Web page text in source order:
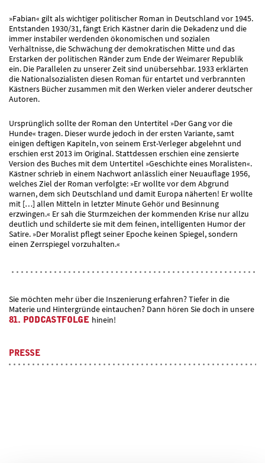
»Fabian« gilt als wichtiger politischer Roman in Deutschland vor 1945.
Entstanden 1930/31, fängt Erich Kästner darin die Dekadenz und die
immer instabiler werdenden ökonomischen und sozialen
Verhältnisse, die Schwächung der demokratischen Mitte und das
Erstarken der politischen Ränder zum Ende der Weimarer Republik
ein. Die Parallelen zu unserer Zeit sind unübersehbar. 1933 erklärten
die Nationalsozialisten diesen Roman für entartet und verbrannten
Kästners Bücher zusammen mit den Werken vieler anderer deutscher
Autoren.
Ursprünglich sollte der Roman den Untertitel »Der Gang vor die
Hunde« tragen. Dieser wurde jedoch in der ersten Variante, samt
einigen deftigen Kapiteln, von seinem Erst-Verleger abgelehnt und
erschien erst 2013 im Original. Stattdessen erschien eine zensierte
Version des Buches mit dem Untertitel »Geschichte eines Moralisten«.
Kästner schrieb in einem Nachwort anlässlich einer Neuauflage 1956,
welches Ziel der Roman verfolgte: »Er wollte vor dem Abgrund
warnen, dem sich Deutschland und damit Europa näherten! Er wollte
mit […] allen Mitteln in letzter Minute Gehör und Besinnung
erzwingen.« Er sah die Sturmzeichen der kommenden Krise nur allzu
deutlich und schilderte sie mit dem feinen, intelligenten Humor der
Satire. »Der Moralist pflegt seiner Epoche keinen Spiegel, sondern
einen Zerrspiegel vorzuhalten.«
Sie möchten mehr über die Inszenierung erfahren? Tiefer in die
Materie und Hintergründe eintauchen? Dann hören Sie doch in unsere
81. PODCASTFOLGE hinein!
PRESSE